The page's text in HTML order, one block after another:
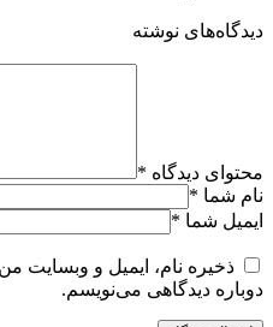
دیدگاه‌های نوشته
محتوای دیدگاه *
نام شما *
ایمیل شما *
ذخیره نام، ایمیل و وبسایت
دوباره دیدگاهی می‌نویسم.